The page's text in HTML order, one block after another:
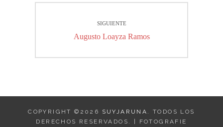
SIGUIENTE
Entrada
Augusto Loayza Ramos
COPYRIGHT ©2026 SUYJARUNA . TODOS LOS
DERECHOS RESERVADOS. | FOTOGRAFIE